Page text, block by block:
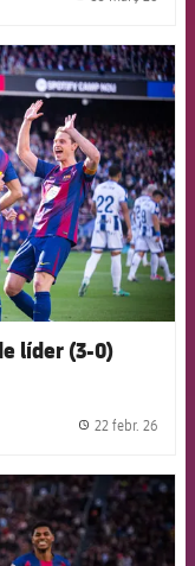
badge
líder (3-0)
22 febr. 26
badge